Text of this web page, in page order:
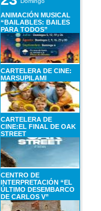
ANIMACIÓN MUSICAL
“BAILABLES: BAILES
PARA TODOS”
CARTELERA DE CINE:
MARSUPILAMI
CARTELERA DE
CINE:EL FINAL DE OAK
STREET
CENTRO DE
INTERPRETACIÓN “EL
ÚLTIMO DESEMBARCO
DE CARLOS V”